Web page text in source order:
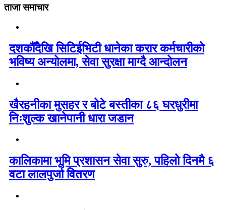
ताजा समाचार
दशकौँदेखि सिटिईभिटी धानेका करार कर्मचारीको
भविष्य अन्योलमा, सेवा सुरक्षा माग्दै आन्दोलन
खैरहनीका मुसहर र बोटे बस्तीका ८६ घरधुरीमा
निःशुल्क खानेपानी धारा जडान
कालिकामा भूमि प्रशासन सेवा सुरु, पहिलो दिनमै ६
वटा लालपुर्जा वितरण